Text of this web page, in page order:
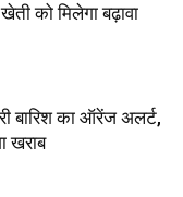
को मिलेगा बढ़ावा
बारिश का ऑरेंज अलर्ट,
खराब